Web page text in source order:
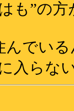
も”の
んでい
入らな